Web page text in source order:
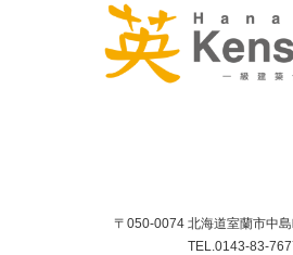
〒050-0074 北海道室蘭市中
TEL.0143-83-